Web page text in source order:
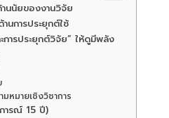
นนัยของงานวิจัย
นการประยุกต์ใช้
ารประยุกต์วิจัย” ให้ดูมีพลัง
หมายเชิงวิชาการ
ารณ์ 15 ปี)